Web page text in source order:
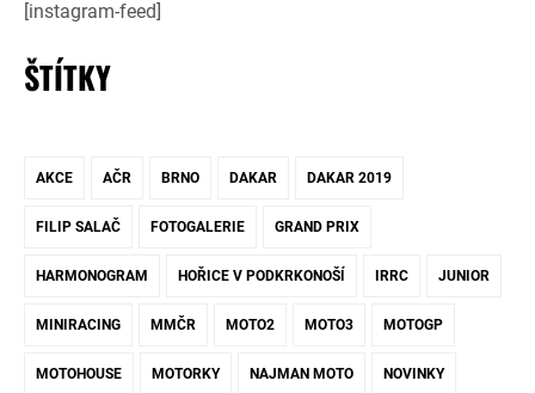
[instagram-feed]
ŠTÍTKY
AKCE AČR BRNO DAKAR DAKAR 2019
FILIP SALAČ FOTOGALERIE GRAND PRIX
HARMONOGRAM HOŘICE V PODKRKONOŠÍ IRRC JUNIOR
MINIRACING MMČR MOTO2 MOTO3 MOTOGP
MOTOHOUSE MOTORKY NAJMAN MOTO NOVINKY